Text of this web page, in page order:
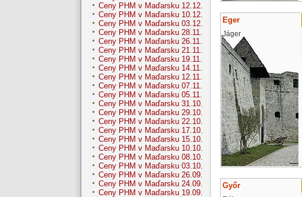
Ceny PHM v Maďarsku 12.12.
Ceny PHM v Maďarsku 10.12.
Ceny PHM v Maďarsku 03.12.
Ceny PHM v Maďarsku 28.11.
Ceny PHM v Maďarsku 26.11.
Ceny PHM v Maďarsku 21.11.
Ceny PHM v Maďarsku 19.11.
Ceny PHM v Maďarsku 14.11.
Ceny PHM v Maďarsku 12.11.
Ceny PHM v Maďarsku 07.11.
Ceny PHM v Maďarsku 05.11.
Ceny PHM v Maďarsku 31.10.
Ceny PHM v Maďarsku 29.10.
Ceny PHM v Maďarsku 22.10.
Ceny PHM v Maďarsku 17.10.
Ceny PHM v Maďarsku 15.10.
Ceny PHM v Maďarsku 10.10.
Ceny PHM v Maďarsku 08.10.
Ceny PHM v Maďarsku 03.10.
Ceny PHM v Maďarsku 26.09.
Ceny PHM v Maďarsku 24.09.
Ceny PHM v Maďarsku 19.09.
Eger
Jáger
Győr